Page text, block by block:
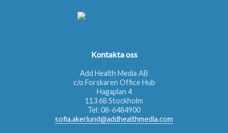
Kontakta oss
Add Health Media AB
c/o Forskaren Office Hub
Hagaplan 4
113 68 Stockholm
Tel: 08-6484900
sofia.akerlund@addhealthmedia.com